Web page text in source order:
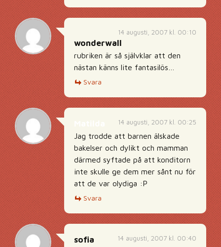
14 augusti, 2007 kl. 00:10
wonderwall
rubriken är så självklar att den
nästan känns lite fantasilös…
Svara
14 augusti, 2007 kl. 00:25
Jag trodde att barnen älskade
bakelser och dylikt och mamman
därmed syftade på att konditorn
inte skulle ge dem mer sånt nu för
att de var olydiga :P
Svara
14 augusti, 2007 kl. 00:40
sofia